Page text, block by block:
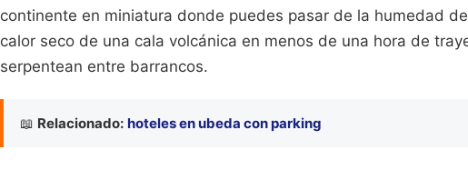
continente en miniatura donde puedes pasar de la humedad
calor seco de una cala volcánica en menos de una hora de
serpentean entre barrancos.
📖 Relacionado: hoteles en ubeda con parking